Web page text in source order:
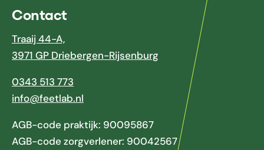
Contact
Traaij 44-A,
3971 GP Driebergen-Rijsenburg
0343 513 773
info@feetlab.nl
AGB-code praktijk: 90095867
AGB-code zorgverlener: 90042567